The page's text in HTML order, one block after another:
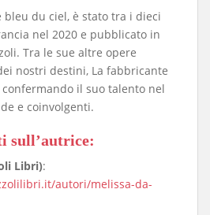
bleu du ciel, è stato tra i dieci
nel 2020 e pubblicato in
Tra le sue altre opere
nostri destini, La fabbricante
confermando il suo talento nel
e coinvolgenti.
sull’autrice:
Libri):
autori/melissa-da-